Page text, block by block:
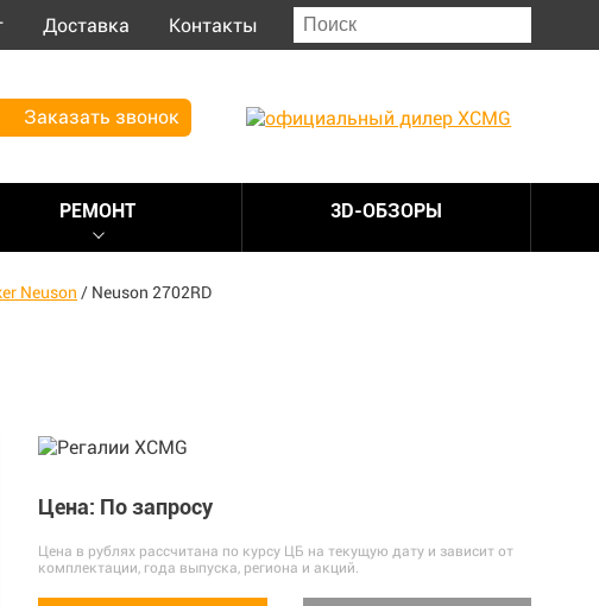
Доставка Контакты
Заказать звонок
РЕМОНТ 3D-ОБЗОРЫ
Neuson / Neuson 2702RD
Цена: По запросу
Цена в рублях рассчитана по курсу ЦБ на текущую дату и зависит от
комплектации, года выпуска, региона и акций.